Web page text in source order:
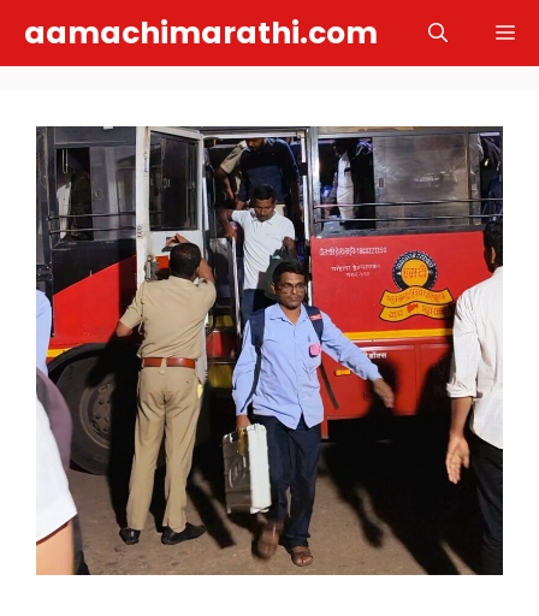
aamachimarathi.com